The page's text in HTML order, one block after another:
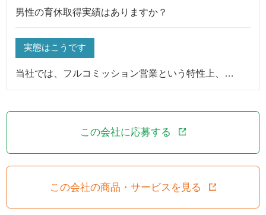
男性の育休取得実績はありますか？
実態はこうです
当社では、フルコミッション営業という特性上、…
この会社に応募する
この会社の商品・サービスを見る